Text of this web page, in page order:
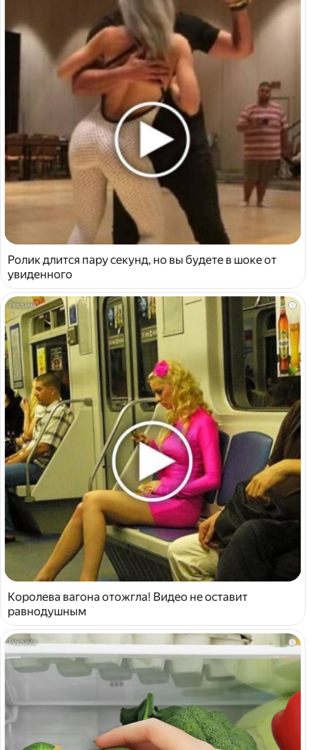
Ролик длится пару секунд, но вы будете в шоке от
увиденного
i
Королева вагона отожгла! Видео не оставит
равнодушным
i